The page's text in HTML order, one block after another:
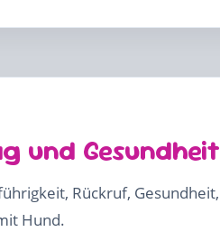
und Gesundheit
Rückruf, Gesundheit,
Hund.